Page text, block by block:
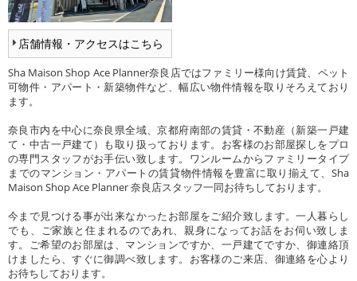
店舗情報・アクセスはこちら
Sha Maison Shop Ace Planner奈良店ではファミリー様向け賃貸、ペット
可物件・アパート・新築物件など、幅広い物件情報を取りそろえており
ます。
奈良市内を中心に奈良県全域、京都府南部の賃貸・不動産（新築一戸建
て・中古一戸建て）も取り扱っております。お客様のお部屋探しをプロ
の専門スタッフがお手伝い致します。ワンルームからファミリータイプ
までのマンション・アパートの賃貸物件情報を豊富に取り揃えて、Sha
Maison Shop Ace Planner 奈良店スタッフ一同お待ちしております。
今まで見つける事が出来なかったお部屋をご紹介致します。一人暮らし
でも、ご家族と住まれるのであれ、親身になってお話をお伺い致しま
す。ご希望のお部屋は、マンションですか、一戸建てですか、御連絡頂
けましたら、すぐに御調べ致します。お客様のご来店、御連絡を心より
お待ちしております。